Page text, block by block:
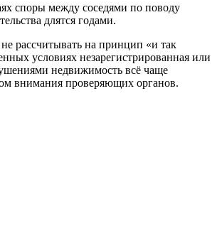
споры между соседями по поводу
длятся годами.
рассчитывать на принцип «и так
условиях незарегистрированная или
недвижимость всё чаще
внимания проверяющих органов.